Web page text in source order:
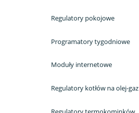
Regulatory pokojowe
Programatory tygodniowe
Moduły internetowe
Regulatory kotłów na olej-gaz